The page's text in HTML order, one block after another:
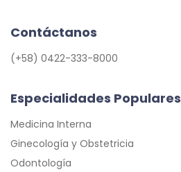
Contáctanos
(+58) 0422-333-8000
Especialidades Populares
Medicina Interna
Ginecología y Obstetricia
Odontología